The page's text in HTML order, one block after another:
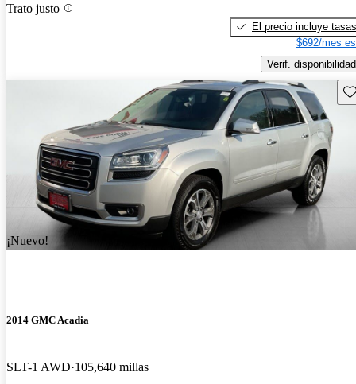
Trato justo
El precio incluye tasas
$692/mes
Verif. disponibilidad
¡Nuevo!
2014 GMC Acadia
SLT-1 AWD 105,640 millas